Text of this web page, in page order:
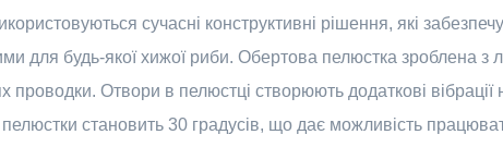
сучасні конструктивні рішення, які
для будь-якої хижої риби. Обертова пелюстка зроблена з
проводки. Отвори в пелюстці створюють додаткові
становить 30 градусів, що дає можливість